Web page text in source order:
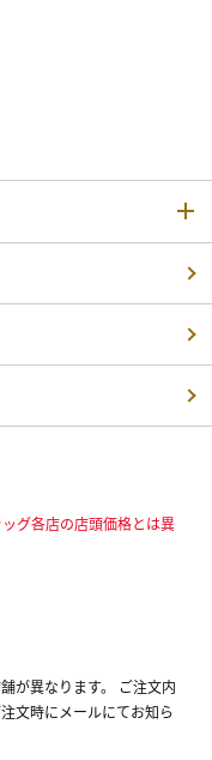
グ各店の店頭価格とは異
が異なります。 ご注文内
文時にメールにてお知ら